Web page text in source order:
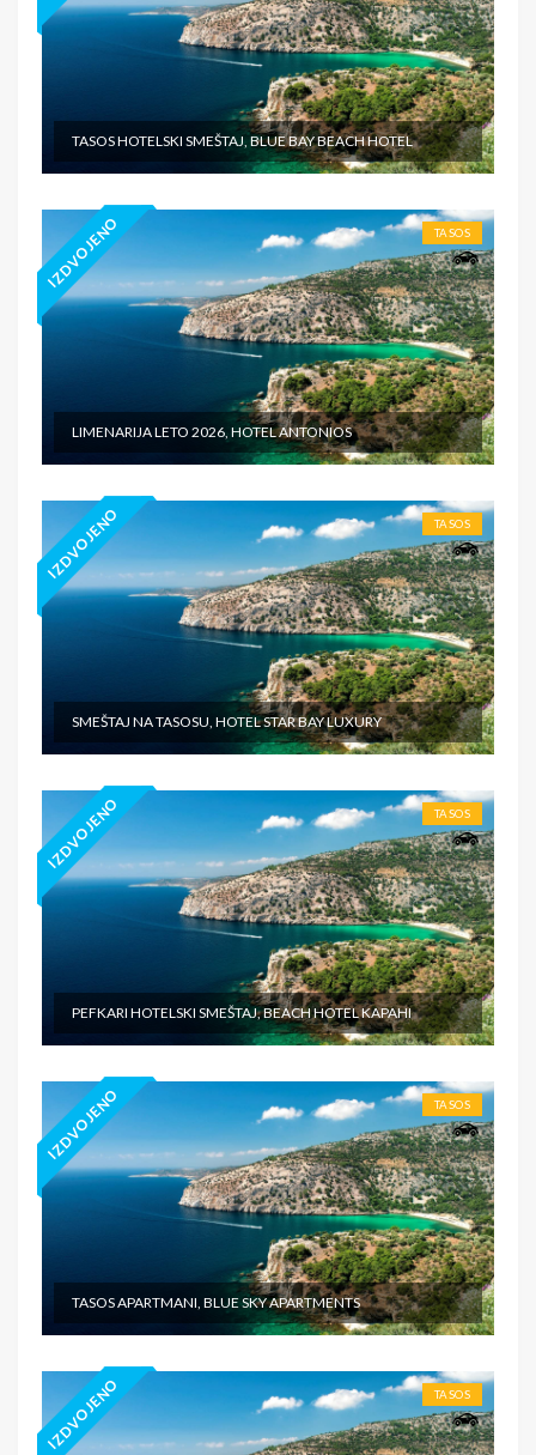
TASOS HOTELSKI SMEŠTAJ, BLUE BAY BEACH HOTEL
IZDVOJENO TASOS
LIMENARIJA LETO 2026, HOTEL ANTONIOS
IZDVOJENO TASOS
SMEŠTAJ NA TASOSU, HOTEL STAR BAY LUXURY
IZDVOJENO TASOS
PEFKARI HOTELSKI SMEŠTAJ, BEACH HOTEL KAPAHI
IZDVOJENO TASOS
TASOS APARTMANI, BLUE SKY APARTMENTS
IZDVOJENO TASOS